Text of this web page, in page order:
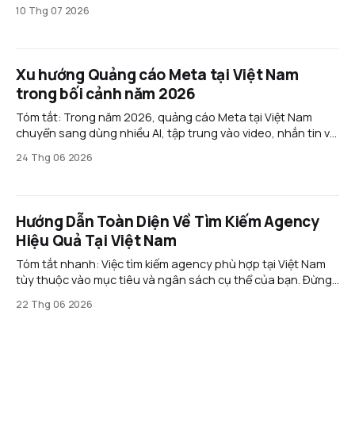
Suite và Creator Partnerships Boost giúp chuyển đổi người
10 Thg 07 2026
Xu hướng Quảng cáo Meta tại Việt Nam
trong bối cảnh năm 2026
Tóm tắt: Trong năm 2026, quảng cáo Meta tại Việt Nam
chuyển sang dùng nhiều AI, tập trung vào video, nhắn tin và
bám sát chính sách và mở rộng sang các nền tảng mới như
24 Thg 06 2026
Hướng Dẫn Toàn Diện Về Tìm Kiếm Agency
Hiệu Quả Tại Việt Nam
Tóm tắt nhanh: Việc tìm kiếm agency phù hợp tại Việt Nam
tùy thuộc vào mục tiêu và ngân sách cụ thể của bạn. Đừng
sách khách hàng lớn; thay vào đó, hãy tập trung vào các
22 Thg 06 2026